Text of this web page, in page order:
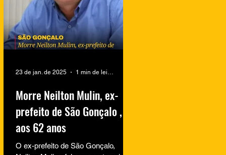
Morre Neilton Mulin, ex-
prefeito de São Gonçalo ,
aos 62 anos
O ex-prefeito de São Gonçalo,
23 de jan. de 2025